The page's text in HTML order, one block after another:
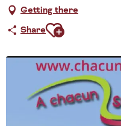
Getting there
ShareAjouter aux favoris